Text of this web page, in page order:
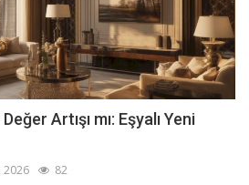
Artışı mı: Eşyalı Yeni
2026 82